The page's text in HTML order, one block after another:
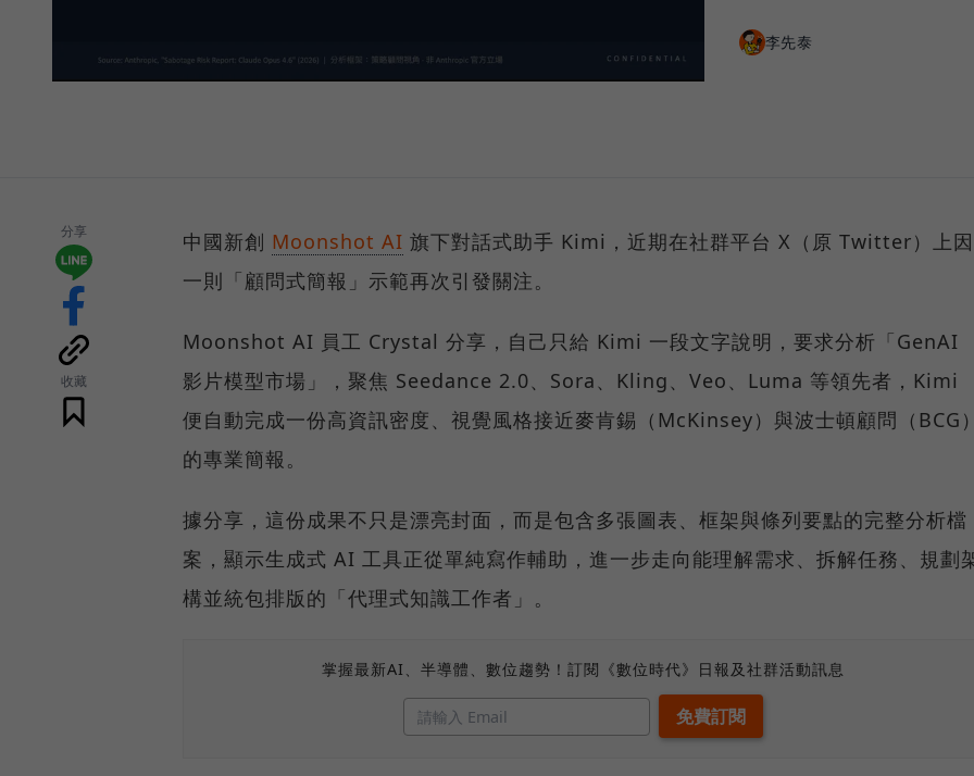
李先泰
分享
收藏
中國新創 Moonshot AI 旗下對話式助手 Kimi，近期在社群平台 X（原 Twitter）上因
一則「顧問式簡報」示範再次引發關注。
Moonshot AI 員工 Crystal 分享，自己只給 Kimi 一段文字說明，要求分析「GenAI
影片模型市場」，聚焦 Seedance 2.0、Sora、Kling、Veo、Luma 等領先者，Kimi
便自動完成一份高資訊密度、視覺風格接近麥肯錫（McKinsey）與波士頓顧問（BCG
的專業簡報。
據分享，這份成果不只是漂亮封面，而是包含多張圖表、框架與條列要點的完整分析檔
案，顯示生成式 AI 工具正從單純寫作輔助，進一步走向能理解需求、拆解任務、規劃
構並統包排版的「代理式知識工作者」。
掌握最新AI、半導體、數位趨勢！訂閱《數位時代》日報及社群活動訊息